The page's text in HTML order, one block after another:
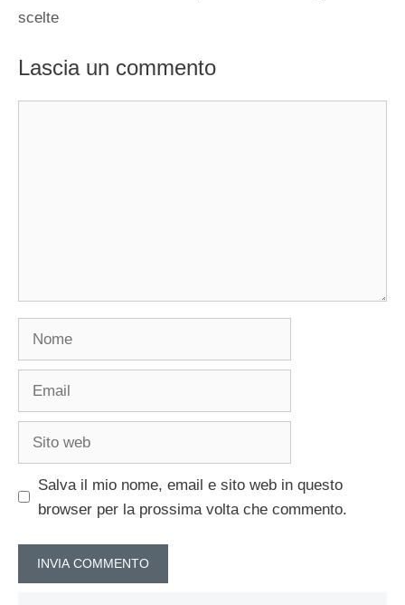
scelte
Lascia un commento
Salva il mio nome, email e sito web in questo
browser per la prossima volta che commento.